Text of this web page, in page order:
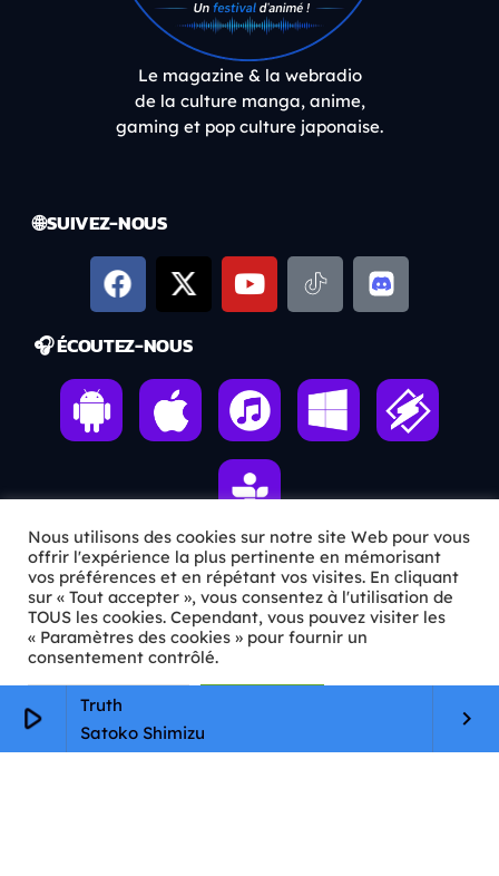
play_arrow
Truth
Satoko Shimizu
keyboard_arrow_right
Le magazine & la webradio
de la culture manga, anime,
gaming et pop culture japonaise.
🌐 SUIVEZ-NOUS
🎧 ÉCOUTEZ-NOUS
ℹ️ INFOS PRATIQUES
✉️Contact
🦊Qui sommes-nous ?
📄
Mentions légales
Nous utilisons des cookies sur notre site Web pour vous
offrir l'expérience la plus pertinente en mémorisant
vos préférences et en répétant vos visites. En cliquant
sur « Tout accepter », vous consentez à l'utilisation de
TOUS les cookies. Cependant, vous pouvez visiter les
« Paramètres des cookies » pour fournir un
consentement contrôlé.
Paramètres Cookie